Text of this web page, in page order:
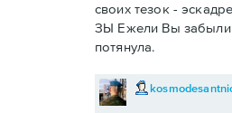
своих тезок -
ЗЫ Ежели Вы
потянула.